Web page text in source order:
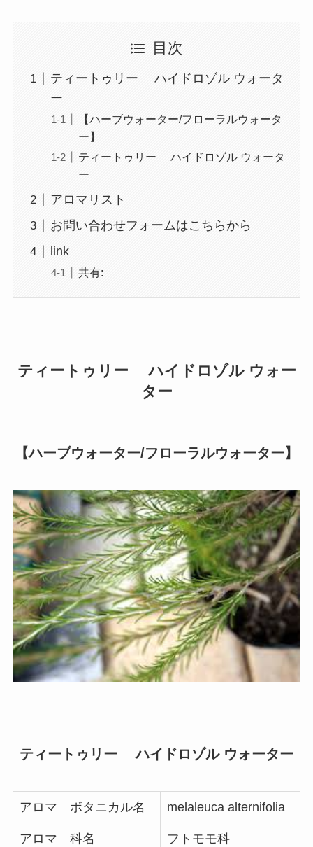
目次
ティートゥリー ハイドロゾル ウォータ
ー
【ハーブウォーター/フローラルウォータ
ー】
ティートゥリー ハイドロゾル ウォータ
ー
アロマリスト
お問い合わせフォームはこちらから
link
共有:
ティートゥリー ハイドロゾル ウォー
ター
【ハーブウォーター/フローラルウォーター】
ティートゥリー ハイドロゾル ウォーター
アロマ ボタニカル名 melaleuca alternifolia
アロマ 科名 フトモモ科